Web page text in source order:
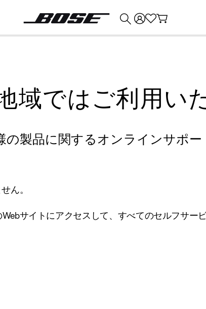
域ではご利用い
製品に関するオンラインサポー
ん。
サイトにアクセスして、すべてのセルフサー